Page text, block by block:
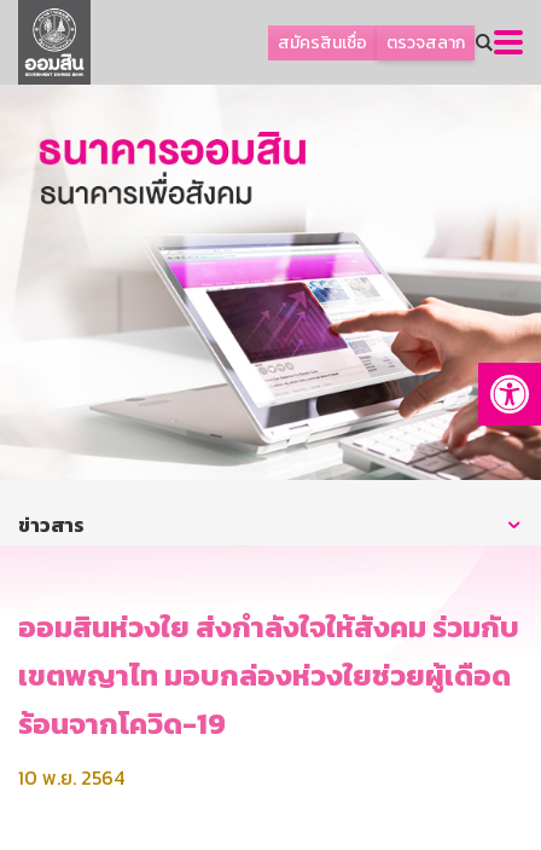
สมัครสินเชื่อ ตรวจสลาก
ลูกค้าธุรกิจ
ลูกค้าผู้ประกอบรายย่อย
ออมเพื่อสุข
เกี่ยวกับธนาคาร
การพัฒนาที่ยั่งยืน
บริการทางการเงิน
ติดต่อเรา
บริการออนไลน์
ข่าวสาร
ออมสินห่วงใย ส่งกำลังใจให้สังคม ร่วมกับ
เขตพญาไท มอบกล่องห่วงใยช่วยผู้เดือด
ร้อนจากโควิด-19
10 พ.ย. 2564